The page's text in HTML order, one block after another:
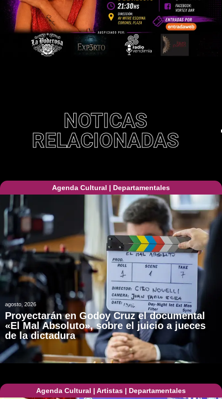
NOTICAS
RELACIONADAS
Agenda Cultural | Departamentales
agosto, 2026
Proyectarán en Godoy Cruz el documental
«El Mal Absoluto», sobre el juicio a jueces
de la dictadura
Agenda Cultural | Artistas | Departamentales